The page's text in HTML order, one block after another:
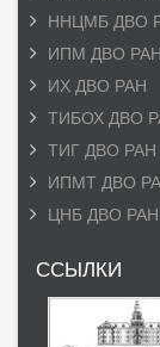
ННЦМБ ДВО
ИПМ ДВО РАН
ИХ ДВО РАН
ТИБОХ ДВО
ТИГ ДВО РАН
ИПМТ ДВО
ЦНБ ДВО РАН
ССЫЛКИ